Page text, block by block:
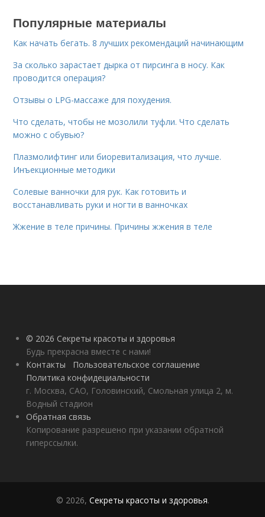
Популярные материалы
Как начать бегать. 8 лучших рекомендаций начинающим
За сколько зарастает дырка от пирсинга в носу. Как
проводится операция?
Отзывы о LPG-массаже для похудения.
Что сделать, чтобы не мозолили туфли. Что сделать
можно с обувью?
Плазмолифтинг или биоревитализация, что лучше.
Инъекционные методики
Солевые ванночки для рук. Как готовить и
восстанавливать руки и ногти в ванночках
Жжение в теле причины. Причины жжения в теле
© 2026 Секреты красоты и здоровья
Будь прекрасна вместе с нами!
Контакты
Пользовательское соглашение
Политика конфидециальности
г. Москва, САО, Головинский, Смольная улица 2, м.
Водный стадион
Обратная связь
Копирование разрешено при указании обратной
гиперссылки.
© 2026, Секреты красоты и здоровья.